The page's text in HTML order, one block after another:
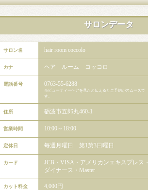
サロンデータ
サロン名 hair room coccolo
カナ ヘア ルーム コッコロ
電話番号 0763-55-6288
※ビューティーヘアを見たと伝えるとご予約がスムーズで
す。
住所 砺波市五郎丸460-1
営業時間 10:00～18:00
定休日 毎週月曜日 第1第3日曜日
カード
JCB・VISA・アメリカンエキスプレス・
ダイナース・Master
カット料金 4,000円